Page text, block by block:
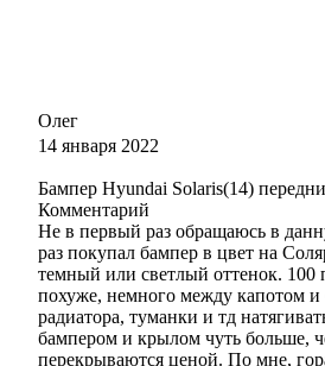
221,369 - ЛЕДНИКОВЫЙ
246 - АНГКОР (ANGKOR)
246 - АНГКОР (ANGKOR)
Олег
14 января 2022
Бампер Hyundai Solaris(14)
Комментарий
Не в первый раз обращаюсь в
раз покупал бампер в цвет на
темный или светлый оттенок. 100
похуже, немного между капотом
радиатора, туманки и тд
бампером и крылом чуть больше,
перекрываются ценой. По мне,